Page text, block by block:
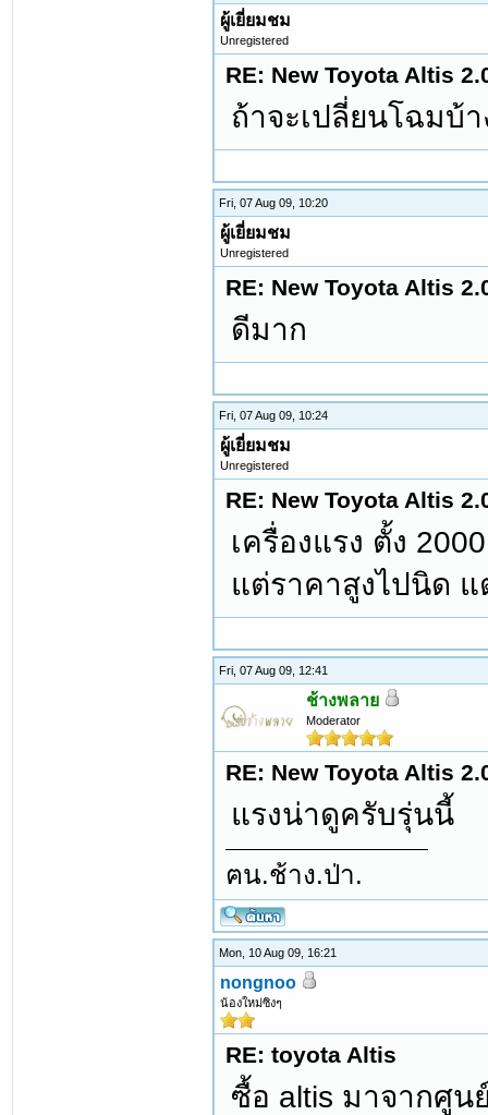
ผู้เยี่ยมชม
Unregistered
RE: New Toyota Altis
ถ้าจะเปลี่ยนโฉมบ้
Fri, 07 Aug 09, 10:20
ผู้เยี่ยมชม
Unregistered
RE: New Toyota Altis
ดีมาก
Fri, 07 Aug 09, 10:24
ผู้เยี่ยมชม
Unregistered
RE: New Toyota Altis
เครื่องแรง ตั้ง
แต่ราคาสูงไปนิด แ
Fri, 07 Aug 09, 12:41
ช้างพลาย
Moderator
RE: New Toyota Altis
แรงน่าดูครับรุ่นนี้
ฅน.ช้าง.ป่า.
Mon, 10 Aug 09, 16:21
nongnoo
น้องใหม่ซิงๆ
RE: toyota Altis
ซื้อ altis มาจากศูน